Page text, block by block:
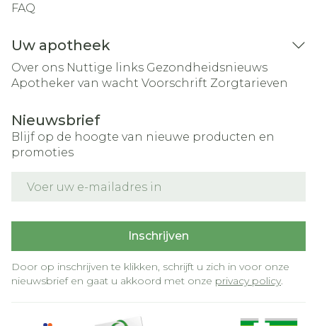
FAQ
Uw apotheek
Over ons Nuttige links Gezondheidsnieuws
Apotheker van wacht Voorschrift Zorgtarieven
Nieuwsbrief
Blijf op de hoogte van nieuwe producten en
promoties
Inschrijven
Door op inschrijven te klikken, schrijft u zich in voor onze
nieuwsbrief en gaat u akkoord met onze privacy policy.